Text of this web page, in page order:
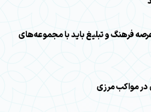
فرهنگ و تبلیغ باید با مجموعه‌های
در مواکب مرزی